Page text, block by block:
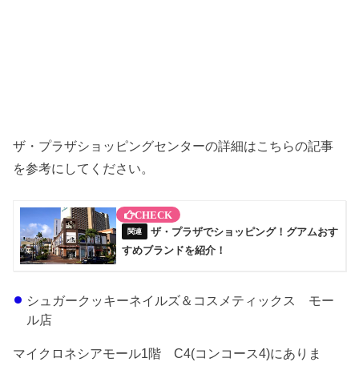
ザ・プラザショッピングセンターの詳細はこちらの記事
を参考にしてください。
ザ・プラザでショッピング！グアムおす
すめブランドを紹介！
シュガークッキーネイルズ＆コスメティックス モー
ル店
マイクロネシアモール1階 C4(コンコース4)にありま